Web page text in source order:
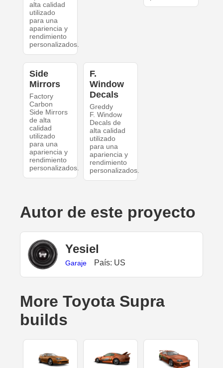
alta calidad
utilizado
para una
apariencia y
rendimiento
personalizados.
Side
Mirrors
Factory
Carbon
Side Mirrors
de alta
calidad
utilizado
para una
apariencia y
rendimiento
personalizados.
F.
Window
Decals
Greddy
F. Window
Decals de
alta calidad
utilizado
para una
apariencia y
rendimiento
personalizados.
Autor de este proyecto
Yesiel
Garaje País: US
More Toyota Supra
builds